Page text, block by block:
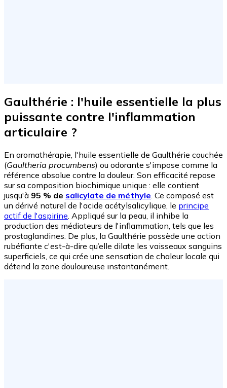
Gaulthérie : l'huile essentielle la plus
puissante contre l'inflammation
articulaire ?
En aromathérapie, l'huile essentielle de Gaulthérie couchée
(Gaultheria procumbens) ou odorante s'impose comme la
référence absolue contre la douleur. Son efficacité repose
sur sa composition biochimique unique : elle contient
jusqu'à 95 % de salicylate de méthyle. Ce composé est
un dérivé naturel de l'acide acétylsalicylique, le principe
actif de l'aspirine. Appliqué sur la peau, il inhibe la
production des médiateurs de l'inflammation, tels que les
prostaglandines. De plus, la Gaulthérie possède une action
rubéfiante c'est-à-dire qu’elle dilate les vaisseaux sanguins
superficiels, ce qui crée une sensation de chaleur locale qui
détend la zone douloureuse instantanément.